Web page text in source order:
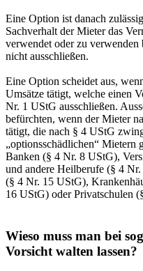
Eine Option ist danach
Sachverhalt der Mieter das
verwendet oder zu verwenden
nicht ausschließen.
Eine Option scheidet aus,
Umsätze tätigt, welche einen
Nr. 1 UStG ausschließen.
befürchten, wenn der Mieter
tätigt, die nach § 4 UStG
„optionsschädlichen“ Mietern
Banken (§ 4 Nr. 8 UStG),
und andere Heilberufe (§ 4
(§ 4 Nr. 15 UStG),
16 UStG) oder Privatschulen
Wieso muss man bei
Vorsicht walten lassen?